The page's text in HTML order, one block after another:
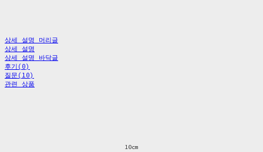
상세 설명 머리글
상세 설명
상세 설명 바닥글
후기(0)
질문(10)
관련 상품
10cm